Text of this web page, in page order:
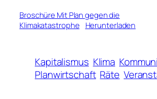
Broschüre Mit Plan gegen die
Klimakatastrophe
Herunterladen
Kapitalismus Klima
Planwirtschaft Räte